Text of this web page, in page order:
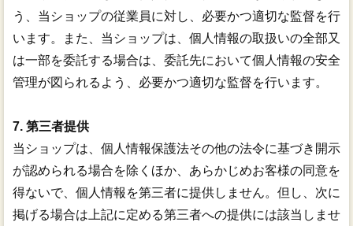
う、当ショップの従業員に対し、必要かつ適切な監督を行
います。また、当ショップは、個人情報の取扱いの全部又
は一部を委託する場合は、委託先において個人情報の安全
管理が図られるよう、必要かつ適切な監督を行います。
7. 第三者提供
当ショップは、個人情報保護法その他の法令に基づき開示
が認められる場合を除くほか、あらかじめお客様の同意を
得ないで、個人情報を第三者に提供しません。但し、次に
掲げる場合は上記に定める第三者への提供には該当しませ